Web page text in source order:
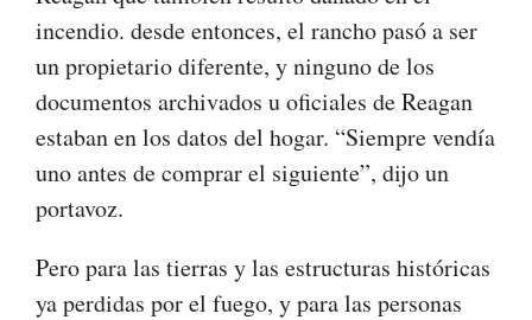
incendio. desde entonces, el rancho pasó a ser
un propietario diferente, y ninguno de los
documentos archivados u oficiales de Reagan
estaban en los datos del hogar. “Siempre vendía
uno antes de comprar el siguiente”, dijo un
portavoz.
Pero para las tierras y las estructuras históricas
ya perdidas por el fuego, y para las personas